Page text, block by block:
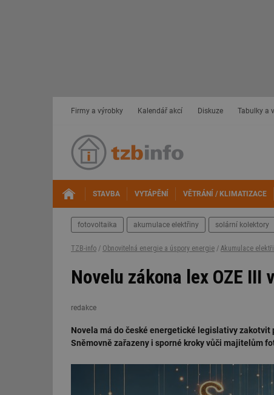
Firmy a výrobky Kalendář akcí Diskuze Tabulky a
STAVBA VYTÁPĚNÍ VĚTRÁNÍ / KLIMATIZACE
fotovoltaika akumulace elektřiny solární kolektory
TZB-info / Obnovitelná energie a úspory energie / Akumulace
Novelu zákona lex OZE
redakce
Novela má do české energetické legislativy
Sněmovně zařazeny i sporné kroky vůči majitelům